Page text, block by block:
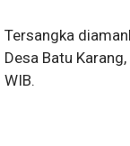
Tersangka
Desa Batu
WIB.